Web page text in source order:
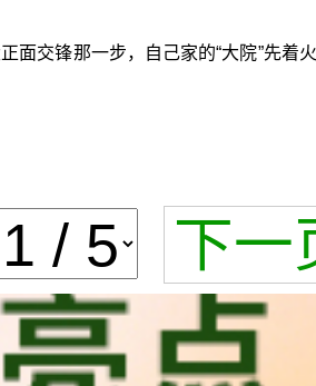
面交锋那一步，自己家的“大院”先
下一